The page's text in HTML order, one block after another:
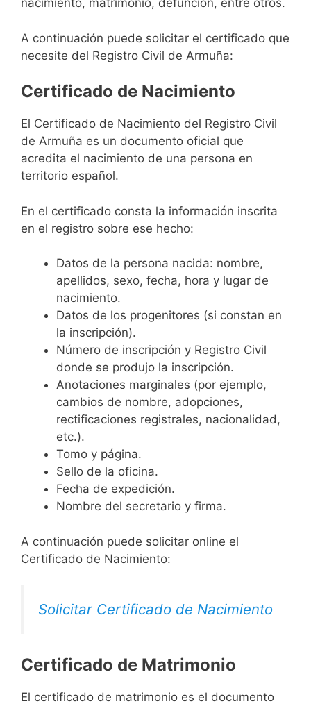
nacimiento, matrimonio, defunción, entre otros.
A continuación puede solicitar el certificado que
necesite del Registro Civil de Armuña:
Certificado de Nacimiento
El Certificado de Nacimiento del Registro Civil
de Armuña es un documento oficial que
acredita el nacimiento de una persona en
territorio español.
En el certificado consta la información inscrita
en el registro sobre ese hecho:
Datos de la persona nacida: nombre,
apellidos, sexo, fecha, hora y lugar de
nacimiento.
Datos de los progenitores (si constan en
la inscripción).
Número de inscripción y Registro Civil
donde se produjo la inscripción.
Anotaciones marginales (por ejemplo,
cambios de nombre, adopciones,
rectificaciones registrales, nacionalidad,
etc.).
Tomo y página.
Sello de la oficina.
Fecha de expedición.
Nombre del secretario y firma.
A continuación puede solicitar online el
Certificado de Nacimiento:
Solicitar Certificado de Nacimiento
Certificado de Matrimonio
El certificado de matrimonio es el documento